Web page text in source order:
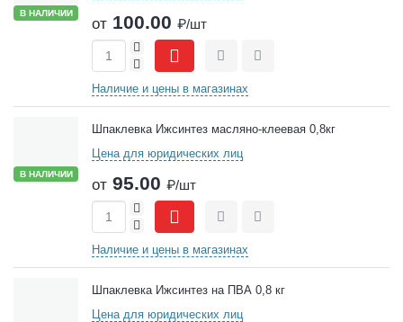
В НАЛИЧИИ
от 100.00 ₽/шт
-
+
СравнитьОтложить
Наличие и цены в магазинах
В НАЛИЧИИ
Шпаклевка Ижсинтез масляно-клеевая 0,8кг
Цена для юридических лиц
от 95.00 ₽/шт
-
+
СравнитьОтложить
Наличие и цены в магазинах
Шпаклевка Ижсинтез на ПВА 0,8 кг
Цена для юридических лиц